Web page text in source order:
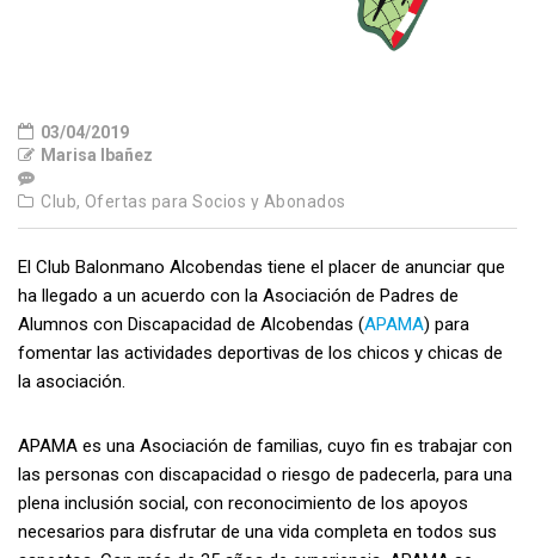
03/04/2019
Marisa Ibañez
Club, Ofertas para Socios y Abonados
El Club Balonmano Alcobendas tiene el placer de anunciar que
ha llegado a un acuerdo con la Asociación de Padres de
Alumnos con Discapacidad de Alcobendas (APAMA) para
fomentar las actividades deportivas de los chicos y chicas de
la asociación.
APAMA es una Asociación de familias, cuyo fin es trabajar con
las personas con discapacidad o riesgo de padecerla, para una
plena inclusión social, con reconocimiento de los apoyos
necesarios para disfrutar de una vida completa en todos sus